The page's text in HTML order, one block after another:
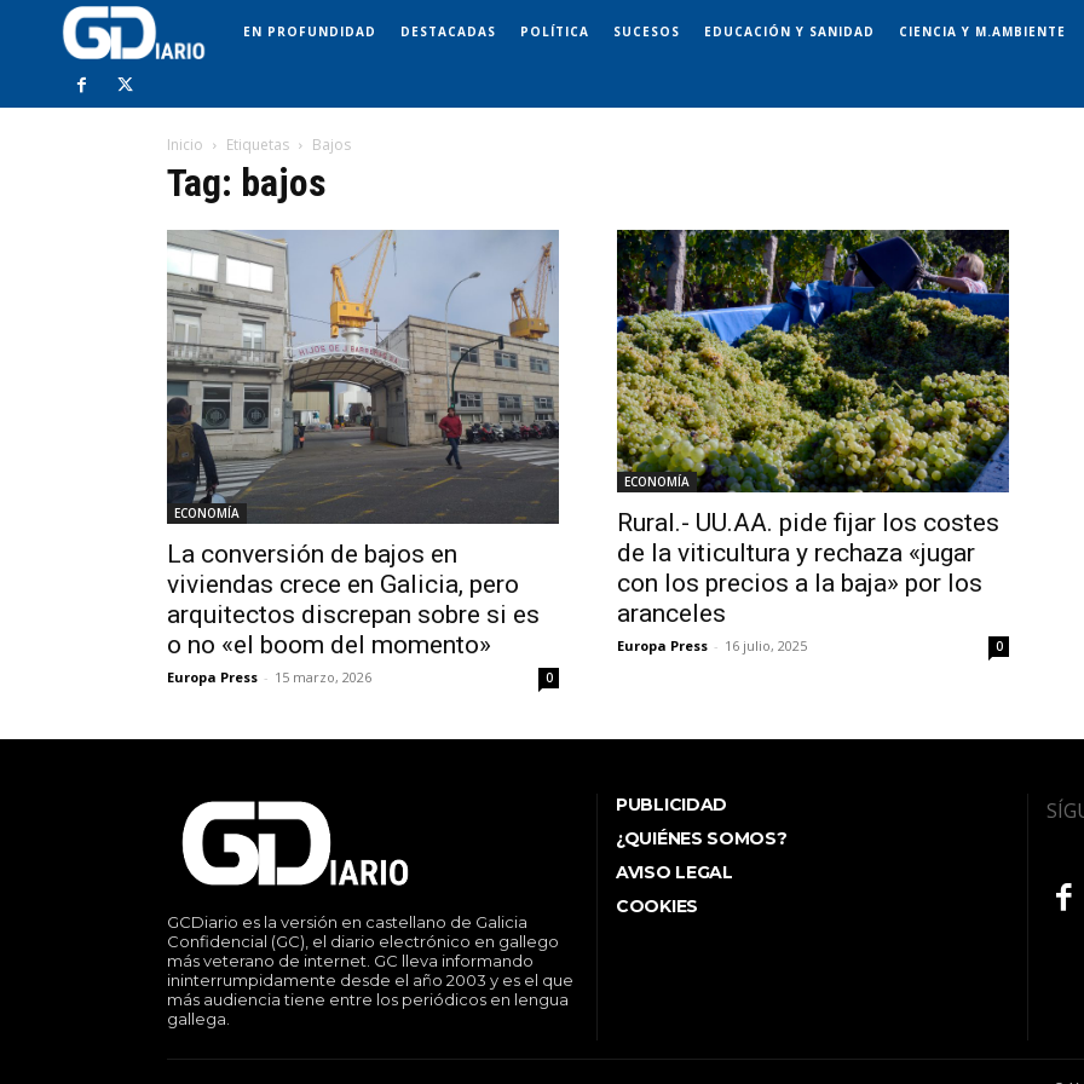
EN PROFUNDIDAD DESTACADAS POLÍTICA SUCESOS EDUCACIÓN Y SANIDAD CIENCIA Y M.AMBIENTE
Inicio Etiquetas Bajos
Tag: bajos
ECONOMÍA
La conversión de bajos en
viviendas crece en Galicia, pero
arquitectos discrepan sobre si es
o no «el boom del momento»
Europa Press - 15 marzo, 2026 0
ECONOMÍA
Rural.- UU.AA. pide fijar los costes
de la viticultura y rechaza «jugar
con los precios a la baja» por los
aranceles
Europa Press - 16 julio, 2025 0
GCDiario es la versión en castellano de Galicia
Confidencial (GC), el diario electrónico en gallego
más veterano de internet. GC lleva informando
ininterrumpidamente desde el año 2003 y es el que
más audiencia tiene entre los periódicos en lengua
gallega.
PUBLICIDAD
¿QUIÉNES SOMOS?
AVISO LEGAL
COOKIES